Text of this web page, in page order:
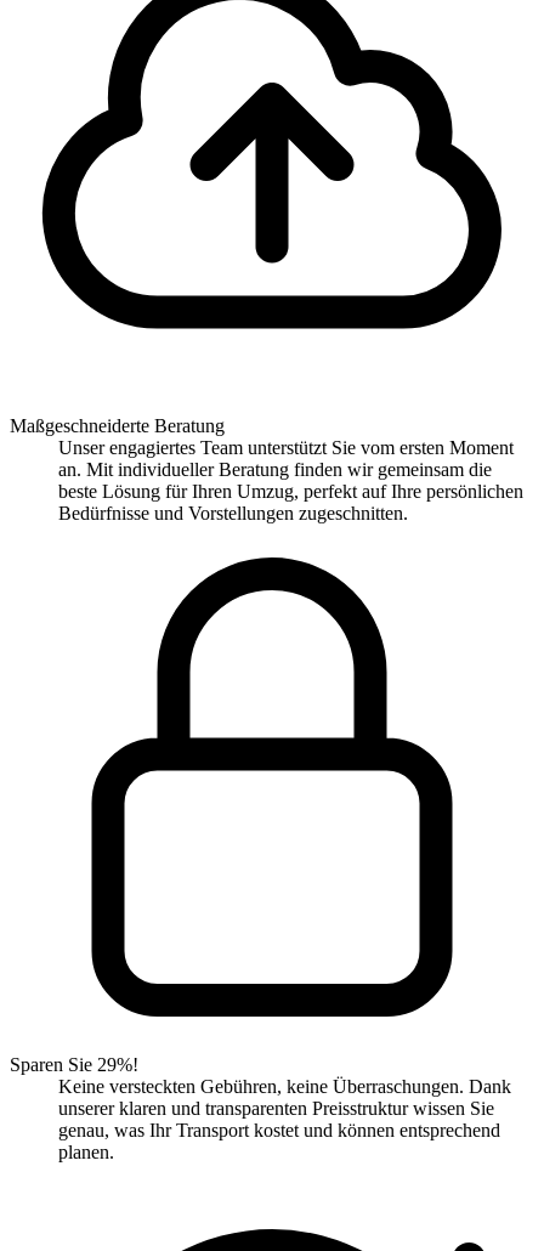
Maßgeschneiderte Beratung
Unser engagiertes Team unterstützt Sie vom ersten Moment
an. Mit individueller Beratung finden wir gemeinsam die
beste Lösung für Ihren Umzug, perfekt auf Ihre persönlichen
Bedürfnisse und Vorstellungen zugeschnitten.
Sparen Sie 29%!
Keine versteckten Gebühren, keine Überraschungen. Dank
unserer klaren und transparenten Preisstruktur wissen Sie
genau, was Ihr Transport kostet und können entsprechend
planen.